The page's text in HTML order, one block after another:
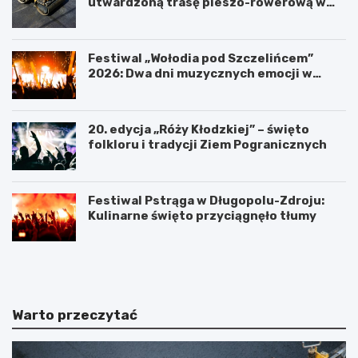
Festiwal „Wołodia pod Szczelińcem”
2026: Dwa dni muzycznych emocji w
20. edycja „Róży Kłodzkiej” – święto
folkloru i tradycji Ziem Pogranicznych
Festiwal Pstrąga w Długopolu-Zdroju:
Kulinarne święto przyciągnęło tłumy
P
t
K
ł
K
k
i
P
Warto przeczytać